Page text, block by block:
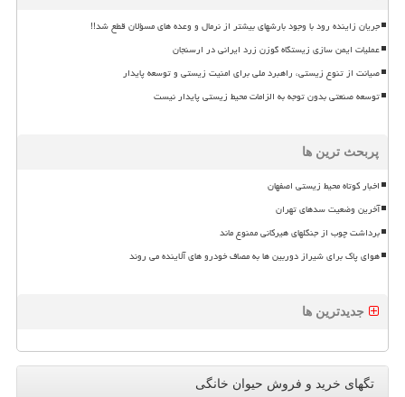
جریان زاینده رود با وجود بارشهای بیشتر از نرمال و وعده های مسؤلان قطع شد!!
عملیات ایمن سازی زیستگاه گوزن زرد ایرانی در ارسنجان
صیانت از تنوع زیستی، راهبرد ملی برای امنیت زیستی و توسعه پایدار
توسعه صنعتی بدون توجه به الزامات محیط زیستی پایدار نیست
پربحث ترین ها
اخبار کوتاه محیط زیستی اصفهان
آخرین وضعیت سدهای تهران
برداشت چوب از جنگلهای هیرکانی ممنوع ماند
هوای پاک برای شیراز دوربین ها به مصاف خودرو های آلاینده می روند
جدیدترین ها
تگهای خرید و فروش حیوان خانگی